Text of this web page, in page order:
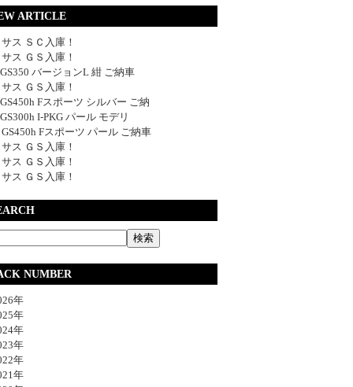
ARTICLE
ス ＳＣ入庫！
ス ＧＳ入庫！
バージョンL 紺 ご納車
ス ＧＳ入庫！
Fスポーツ シルバー ご納
I-PKG パール モデリ
Fスポーツ パール ご納車
ス ＧＳ入庫！
ス ＧＳ入庫！
ス ＧＳ入庫！
NUMBER
年
年
年
年
年
年